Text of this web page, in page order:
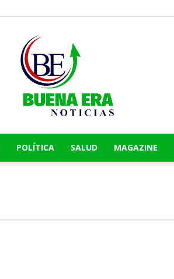
Buena
POLÍTICA SALUD MAGAZINE